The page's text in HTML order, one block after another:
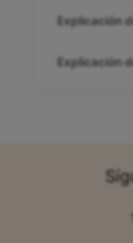
Explicación
Explicación